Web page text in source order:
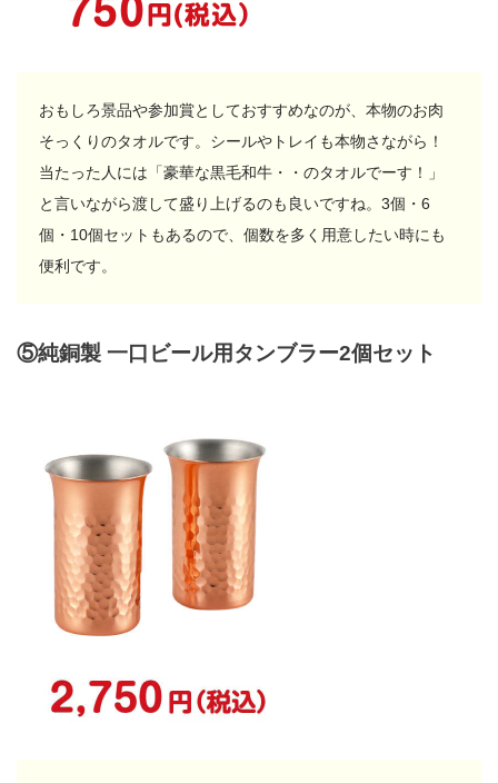
おもしろ景品や参加賞としておすすめなのが、本物のお肉
そっくりのタオルです。シールやトレイも本物さながら！
当たった人には「豪華な黒毛和牛・・のタオルでーす！」
と言いながら渡して盛り上げるのも良いですね。3個・6
個・10個セットもあるので、個数を多く用意したい時にも
便利です。
⑤純銅製 一口ビール用タンブラー2個セット